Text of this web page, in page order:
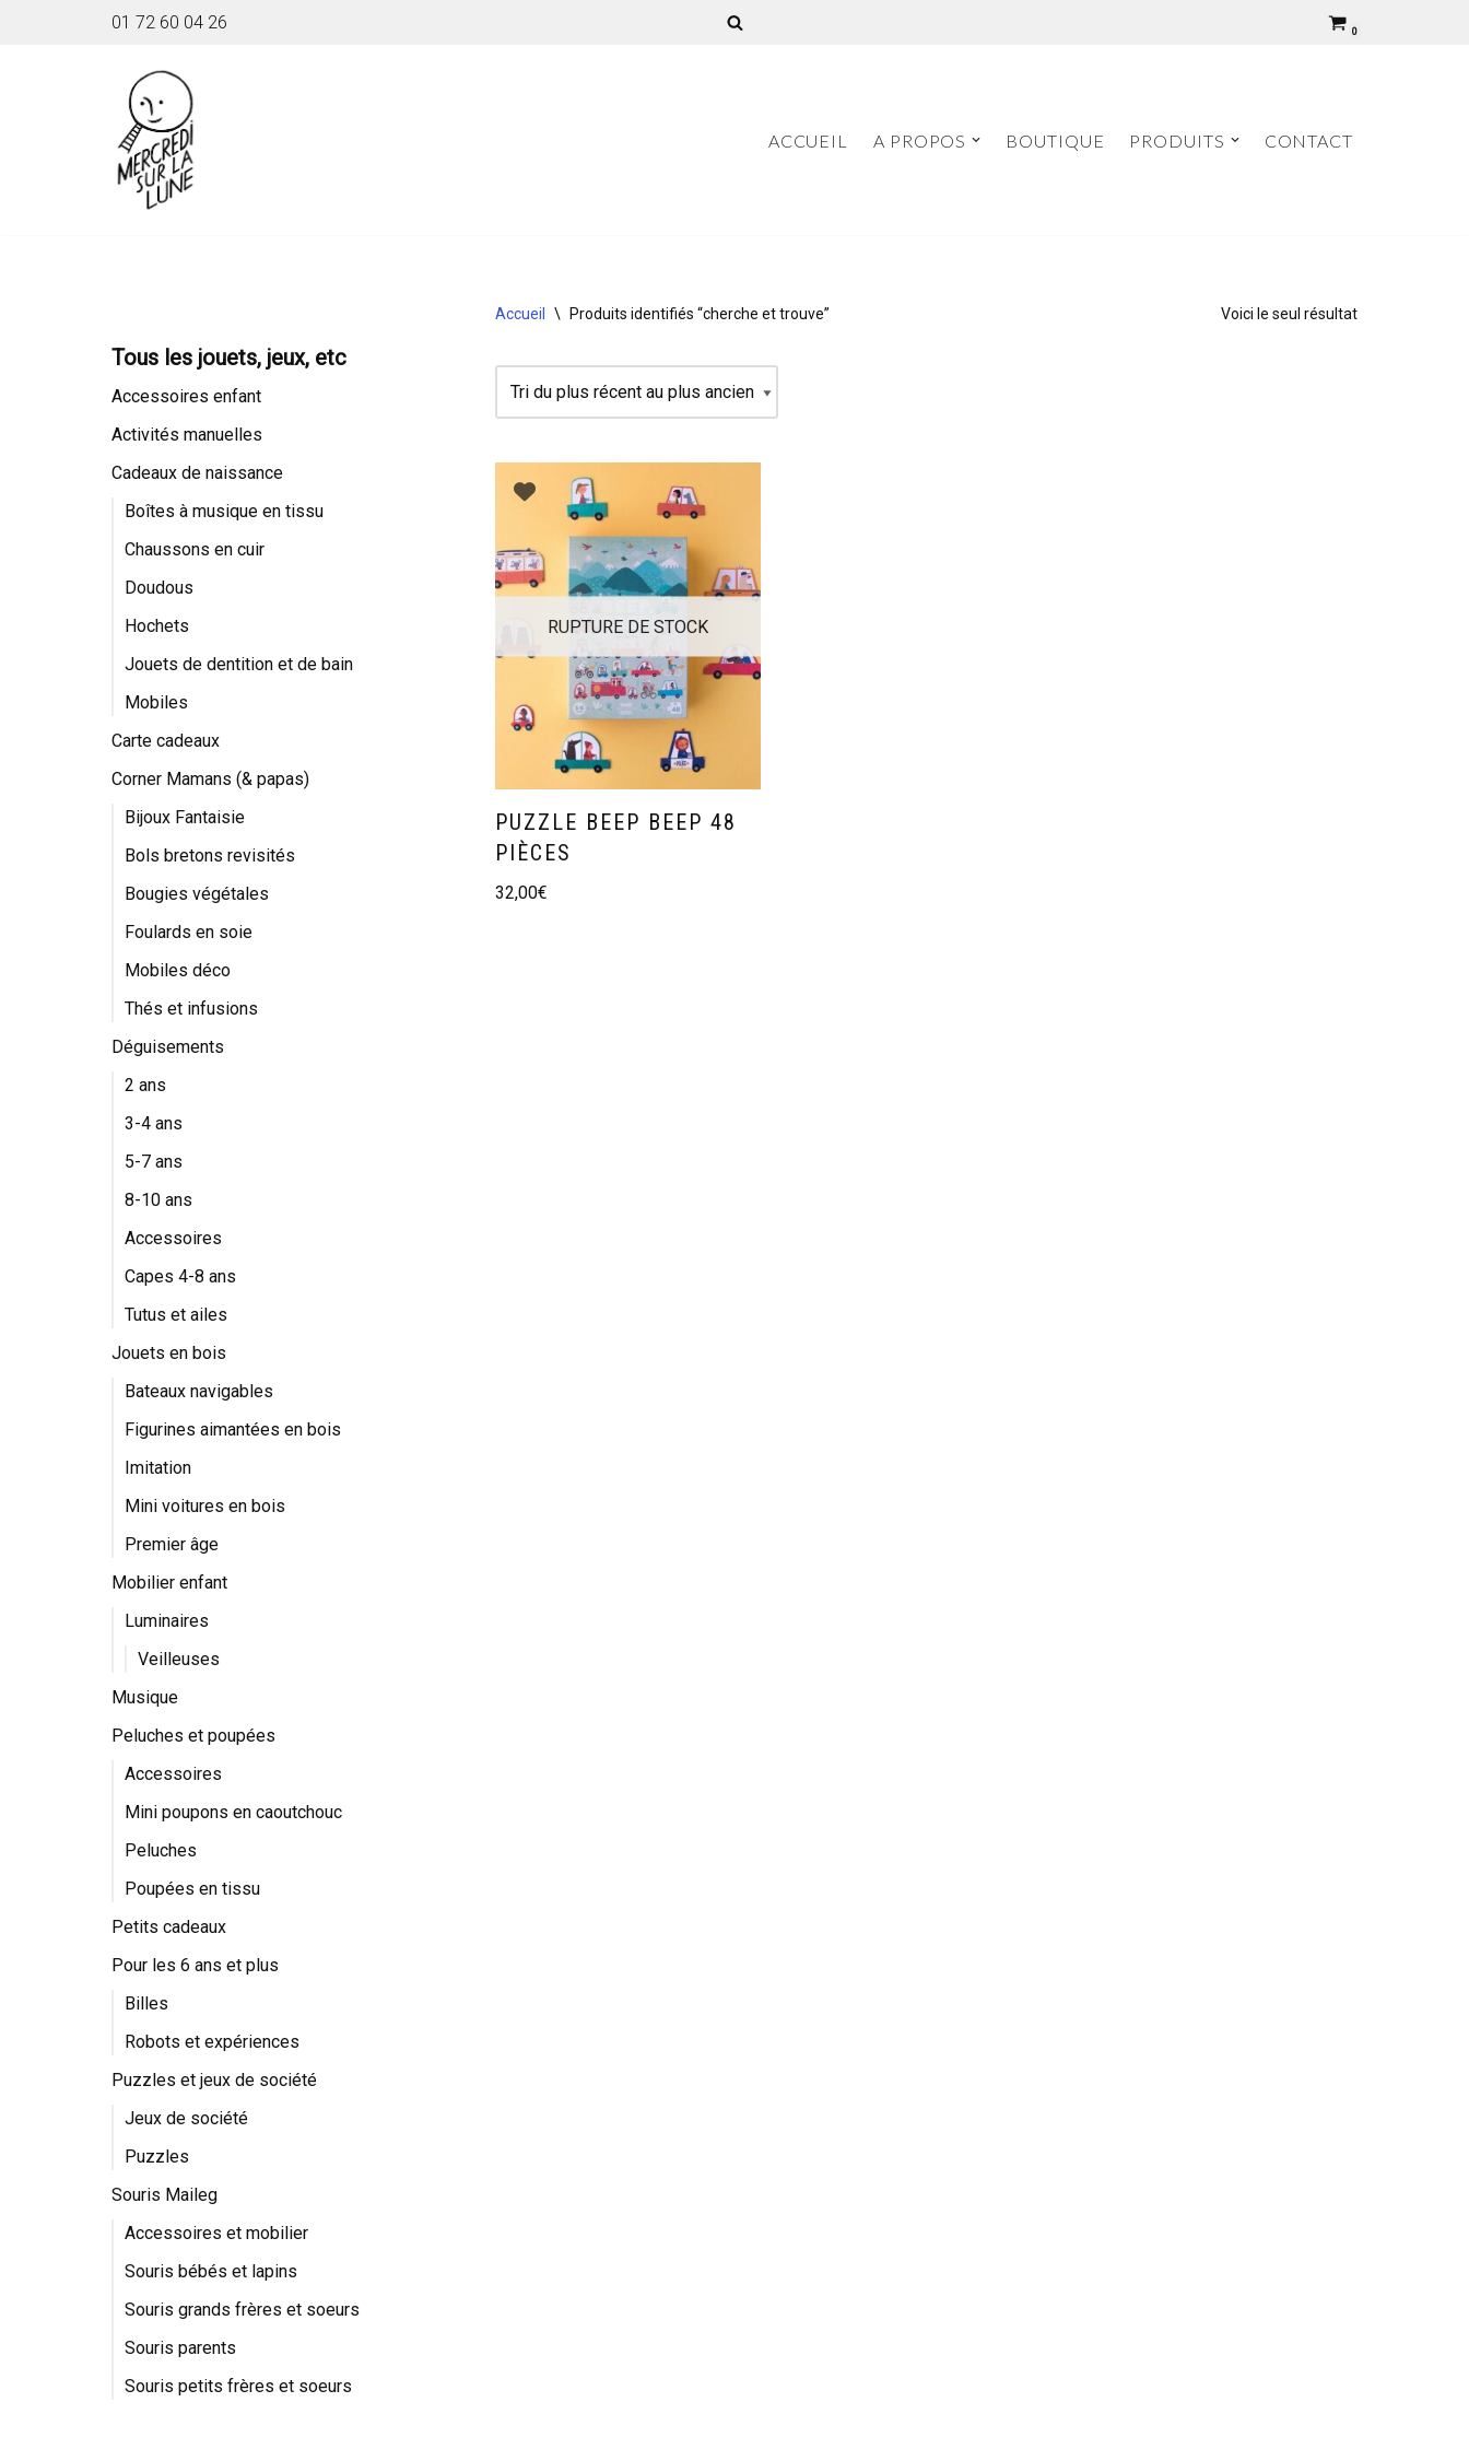
01 72 60 04 26 0
ACCUEIL A PROPOS BOUTIQUE PRODUITS CONTACT
Tous les jouets, jeux, etc
Accessoires enfant
Activités manuelles
Cadeaux de naissance
Boîtes à musique en tissu
Chaussons en cuir
Doudous
Hochets
Jouets de dentition et de bain
Mobiles
Carte cadeaux
Corner Mamans (& papas)
Bijoux Fantaisie
Bols bretons revisités
Bougies végétales
Foulards en soie
Mobiles déco
Thés et infusions
Déguisements
2 ans
3-4 ans
5-7 ans
8-10 ans
Accessoires
Capes 4-8 ans
Tutus et ailes
Jouets en bois
Bateaux navigables
Figurines aimantées en bois
Imitation
Mini voitures en bois
Premier âge
Mobilier enfant
Luminaires
Veilleuses
Musique
Peluches et poupées
Accessoires
Mini poupons en caoutchouc
Peluches
Poupées en tissu
Petits cadeaux
Pour les 6 ans et plus
Billes
Robots et expériences
Puzzles et jeux de société
Jeux de société
Puzzles
Souris Maileg
Accessoires et mobilier
Souris bébés et lapins
Souris grands frères et soeurs
Souris parents
Souris petits frères et soeurs
Accueil \ Produits identifiés “cherche et trouve” Voici le seul résultat
RUPTURE DE STOCK
PUZZLE BEEP BEEP 48
PIÈCES
32,00€